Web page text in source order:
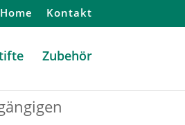
Home Kontakt
Zubehör